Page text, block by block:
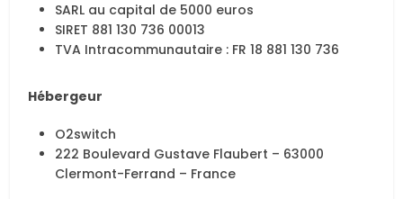
SARL au capital de 5000 euros
SIRET 881 130 736 00013
TVA Intracommunautaire : FR 18 881 130 736
Hébergeur
O2switch
222 Boulevard Gustave Flaubert – 63000
Clermont-Ferrand – France